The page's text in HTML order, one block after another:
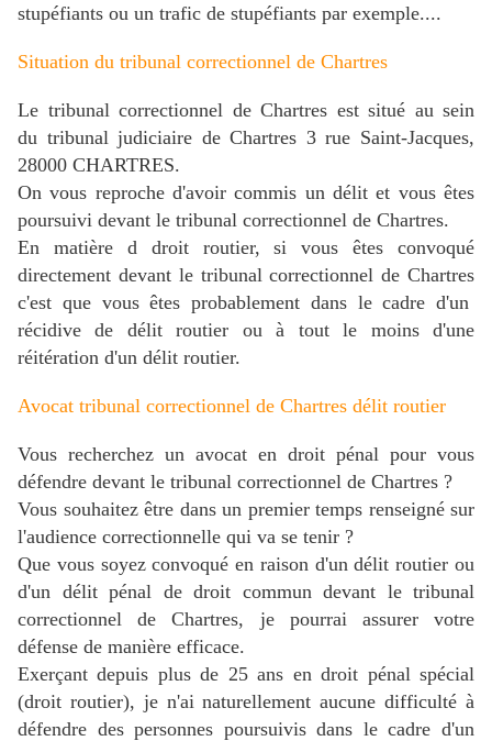
stupéfiants ou un trafic de stupéfiants par exemple....
Situation du tribunal correctionnel de Chartres
Le tribunal correctionnel de Chartres est situé au sein
du tribunal judiciaire de Chartres 3 rue Saint-Jacques,
28000 CHARTRES.
On vous reproche d'avoir commis un délit et vous êtes
poursuivi devant le tribunal correctionnel de Chartres.
En matière d droit routier, si vous êtes convoqué
directement devant le tribunal correctionnel de Chartres
c'est que vous êtes probablement dans le cadre d'un
récidive de délit routier ou à tout le moins d'une
réitération d'un délit routier.
Avocat tribunal correctionnel de Chartres délit routier
Vous recherchez un avocat en droit pénal pour vous
défendre devant le tribunal correctionnel de Chartres ?
Vous souhaitez être dans un premier temps renseigné sur
l'audience correctionnelle qui va se tenir ?
Que vous soyez convoqué en raison d'un délit routier ou
d'un délit pénal de droit commun devant le tribunal
correctionnel de Chartres, je pourrai assurer votre
défense de manière efficace.
Exerçant depuis plus de 25 ans en droit pénal spécial
(droit routier), je n'ai naturellement aucune difficulté à
défendre des personnes poursuivis dans le cadre d'un